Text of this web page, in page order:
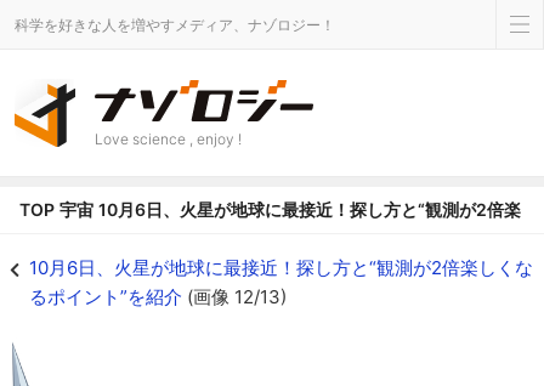
科学を好きな人を増やすメディア、ナゾロジー！
Love science , enjoy !
TOP 宇宙 10月6日、火星が地球に最接近！探し方と“観測が2倍楽し
10月6日、火星が地球に最接近！探し方と“観測が2倍楽しくな
るポイント”を紹介 (画像 12/13)